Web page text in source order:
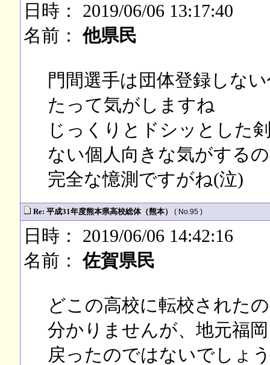
日時： 2019/06/06 13:17:40
名前：他県民
門間選手は団体登録しな
たって気がしますね
じっくりとドシッとした
ない個人向きな気がする
完全な憶測ですがね(泣)
Re: 平成31年度熊本県高校総体（熊本） ( No.95 )
日時： 2019/06/06 14:42:16
名前：佐賀県民
どこの高校に転校された
分かりませんが、地元福
戻ったのではないでしょ